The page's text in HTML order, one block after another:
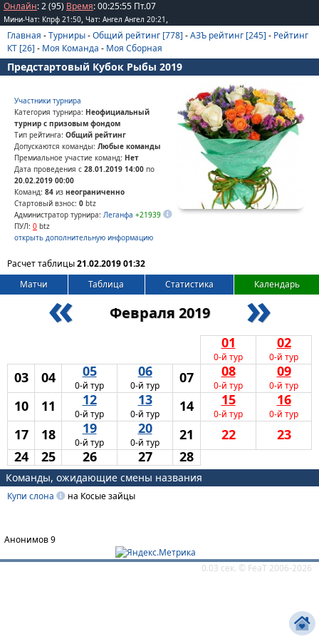
Онлайн: 2 (95) Время:00:25:55 Пт.07
Мини-Чат: Кпрф 21:50, Чат: Ангел Ангел 20:21 ,
Главная -Турниры-Общий рейтинг [778] -АЗЪ рейтинг [245] - Рейтинг
КТ [26] - Моя Команда - Моя Сборная
Предстартовый Кубок Рыбы 2019
Участники турнира
Категория турнира: Неофициальный
турнир с призовым фондом
Тип рейтинга: Общий рейтинг
Допускаются команды: Любые команды
Премиальное участие команд: Нет
Дата проведения с 28.01.2019 14:00 по
20.02.2019 00:00
Команд: 84 из неограниченно
Стартовый взнос: 0 btz
Администратор турнира: Леганфа +21939
ПУЛ: 0 btz
открыть дополнительную информацию
Расчет таблицы21.02.2019 01:32
Матчи
Таблица Статистика Календарь
« Февраля 2019 »
01
0-й тур
02
0-й тур
03 04 05
0-й тур
06
0-й тур 07 08
0-й тур
09
0-й тур
10 11 12
0-й тур
13
0-й тур 14 15
0-й тур
16
0-й тур
17 18 19
0-й тур
20
0-й тур 21 22
23
24
25 26 27 28
Команды, ожидающие смены названия
Купи слона на Косые зайцы
Анонимов 9
0.03 сек. © FeaT 2006-2026